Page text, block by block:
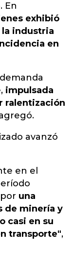
En
exhibió
la industria
en
impulsada
ralentización
avanzó
en el
una
de minería y
casi en su
transporte",